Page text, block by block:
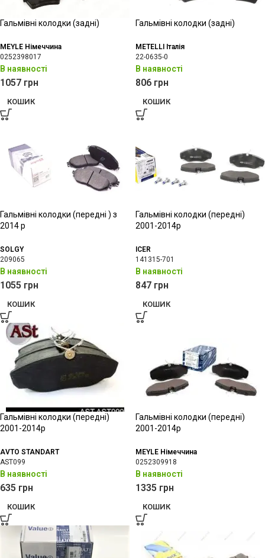
Гальмівні колодки (задні)
MEYLE Німеччина
0252398017
В наявності
1057 грн
КОШИК
Гальмівні колодки (задні)
METELLI Італія
22-0635-0
В наявності
806 грн
КОШИК
Гальмівні колодки (передні ) з
2014 р
SOLGY
209065
В наявності
1055 грн
КОШИК
Гальмівні колодки (передні)
2001-2014р
ICER
141315-701
В наявності
847 грн
КОШИК
Гальмівні колодки (передні)
2001-2014р
AVTO STANDART
AST099
В наявності
635 грн
КОШИК
Гальмівні колодки (передні)
2001-2014р
MEYLE Німеччина
0252309918
В наявності
1335 грн
КОШИК